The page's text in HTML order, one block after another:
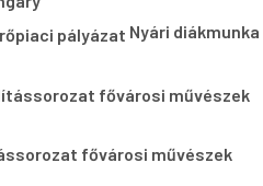
Nyári diákmunka
fővárosi művészek